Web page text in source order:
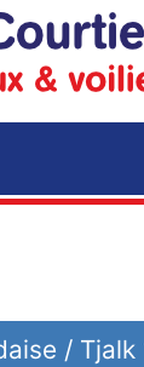
/ Tjalk